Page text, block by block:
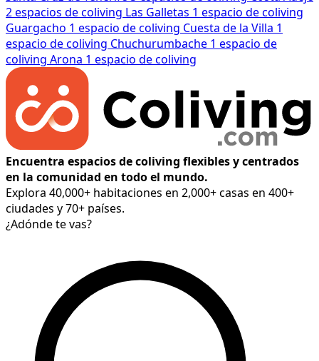
2 espacios de coliving Las Galletas 1 espacio de coliving
Guargacho 1 espacio de coliving Cuesta de la Villa 1
espacio de coliving Chuchurumbache 1 espacio de
coliving Arona 1 espacio de coliving
Encuentra espacios de coliving flexibles y centrados
en la comunidad en todo el mundo.
Explora 40,000+ habitaciones en 2,000+ casas en 400+
ciudades y 70+ países.
¿Adónde te vas?